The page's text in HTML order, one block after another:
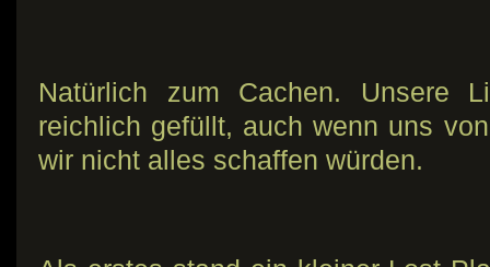
Natürlich zum Cachen. Unsere
reichlich gefüllt, auch wenn uns
wir nicht alles schaffen würden.